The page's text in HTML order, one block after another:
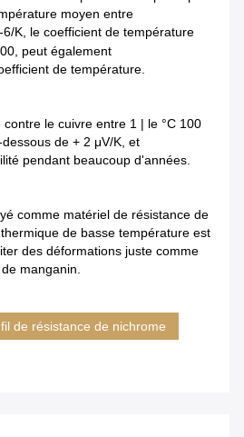
moyen entre
6/K, le coefficient de température
peut également
de température.
le cuivre entre 1 | le °C 100
de + 2 μV/K, et
pendant beaucoup d'années.
comme matériel de résistance de
de basse température est
des déformations juste comme
manganin.
fil de résistance de nichrome